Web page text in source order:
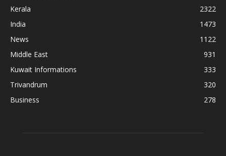
Kerala
2322
India
1473
News
1122
Middle East
931
Kuwait Informations
333
Trivandrum
320
Business
278